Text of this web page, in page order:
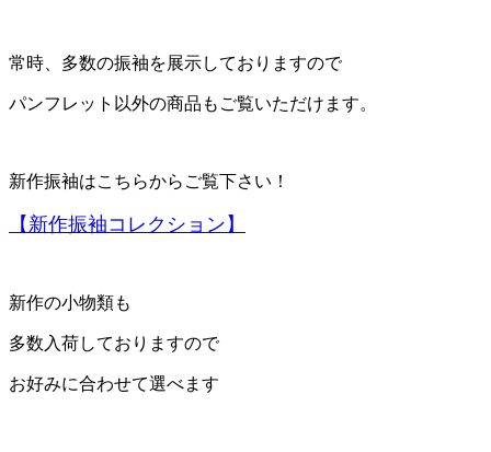
常時、多数の振袖を展示しておりますので
パンフレット以外の商品もご覧いただけます。
新作振袖はこちらからご覧下さい！
【新作振袖コレクション】
新作の小物類も
多数入荷しておりますので
お好みに合わせて選べます